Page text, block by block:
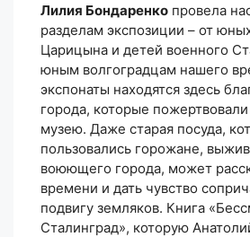
Лилия Бондаренко провела
разделам экспозиции – от
Царицына и детей военного
юным волгоградцам нашего
экспонаты находятся здесь
города, которые
музею. Даже старая посуда,
пользовались горожане,
воюющего города, может
времени и дать чувство
подвигу земляков. Книга
Сталинград», которую